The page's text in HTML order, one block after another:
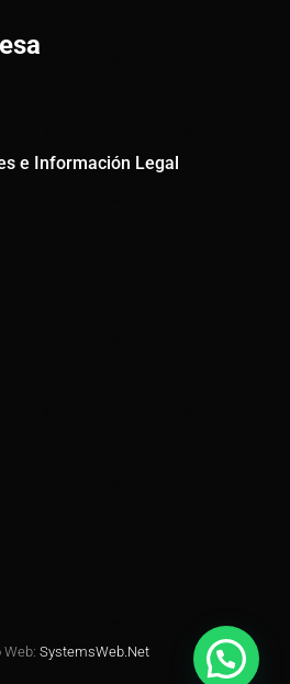
e Información Legal
Web: SystemsWeb.Net